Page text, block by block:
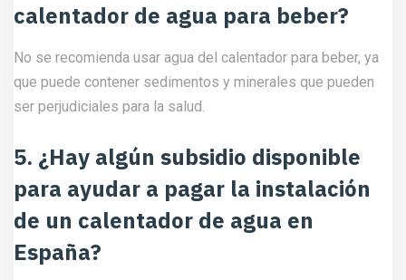
calentador de agua para beber?
No se recomienda usar agua del calentador para beber, ya
que puede contener sedimentos y minerales que pueden
ser perjudiciales para la salud.
5. ¿Hay algún subsidio disponible
para ayudar a pagar la instalación
de un calentador de agua en
España?